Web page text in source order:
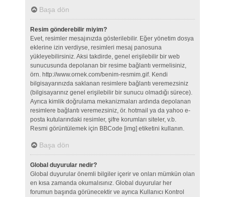
Başa dön
Resim gönderebilir miyim?
Evet, resimler mesajınızda gösterilebilir. Eğer yönetim dosya
eklerine izin verdiyse, resimleri mesaj panosuna
yükleyebilirsiniz. Aksi takdirde, genel erişilebilir bir web
sunucusunda depolanan bir resime bağlantı vermelisiniz,
örn. http://www.ornek.com/benim-resmim.gif. Kendi
bilgisayarınızda saklanan resimlere bağlantı veremezsiniz
(bilgisayarınız genel erişilebilir bir sunucu olmadığı sürece).
Ayrıca kimlik doğrulama mekanizmaları ardında depolanan
resimlere bağlantı veremezsiniz, ör. hotmail ya da yahoo e-
posta kutularındaki resimler, şifre korumları siteler, v.b.
Resmi görüntülemek için BBCode [img] etiketini kullanın.
Başa dön
Global duyurular nedir?
Global duyurular önemli bilgiler içerir ve onları mümkün olan
en kısa zamanda okumalısınız. Global duyurular her
forumun başında görünecektir ve ayrıca Kullanıcı Kontrol